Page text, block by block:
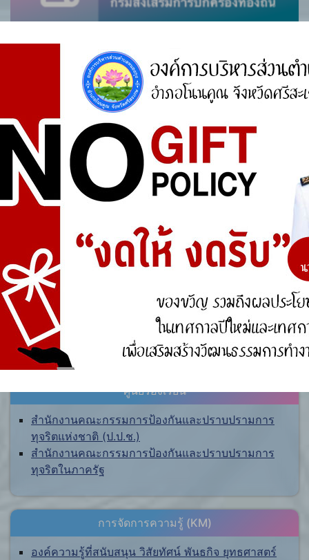
ศูนย์ร้องเรียน
สำนักงานคณะกรรมการป้องกันและปราบปรามการ
ทุจริตแห่งชาติ (ป.ป.ช.)
สำนักงานคณะกรรมการป้องกันและปราบปรามการ
ทุจริตในภาครัฐ
การจัดการความรู้ (KM)
องค์ความรู้ที่สนับสนุน วิสัยทัศน์ พันธกิจ ยุทธศาสตร์